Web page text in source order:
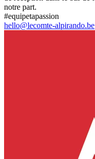
notre part.
#equipetapassion
hello@lecomte-alpirando.be